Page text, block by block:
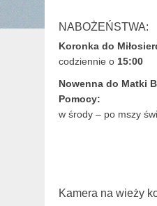
NABOŻEŃSTWA:
Koronka do
codziennie o 15:00
Nowenna do Matki
Pomocy:
w środy – po mszy
Kamera na wieży